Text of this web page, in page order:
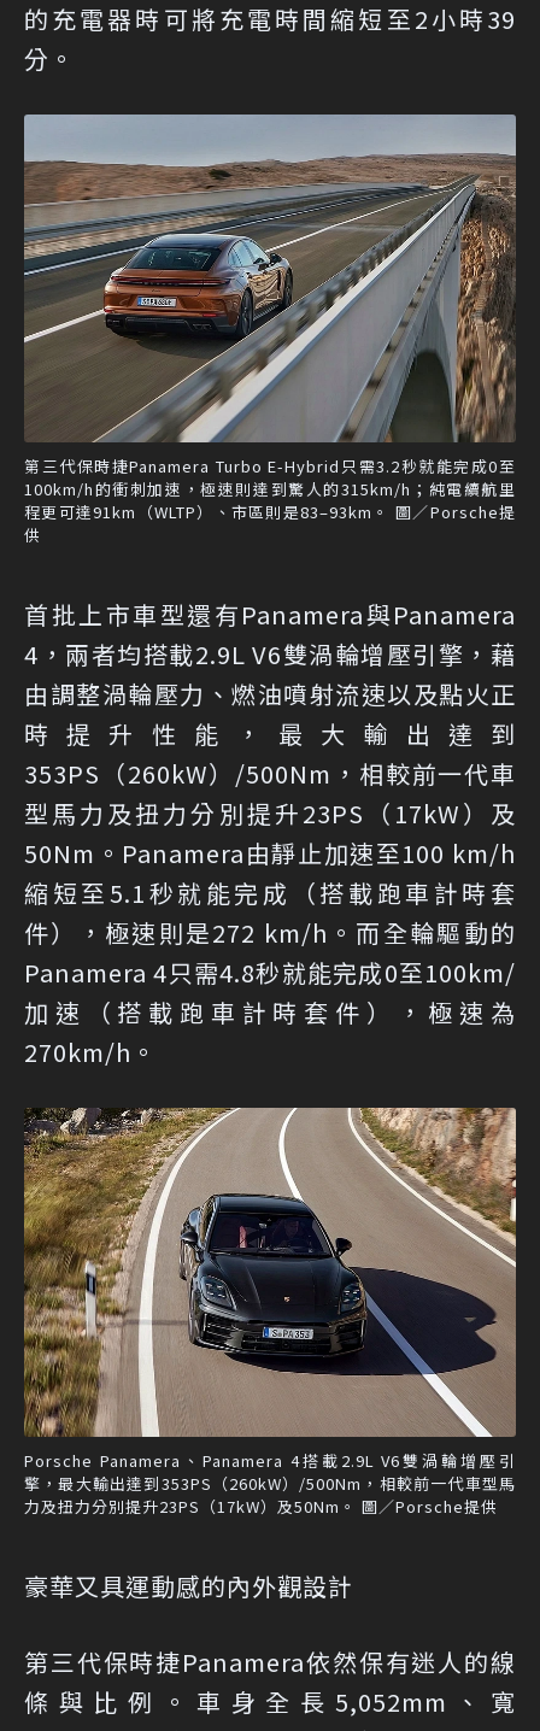
的充電器時可將充電時間縮短至2小時39
分。
第三代保時捷Panamera Turbo E-Hybrid只需3.2秒就能完成0至
100km/h的衝刺加速，極速則達到驚人的315km/h；純電續航里
程更可達91km（WLTP）、市區則是83–93km。 圖／Porsche提
供
首批上市車型還有Panamera與Panamera
4，兩者均搭載2.9L V6雙渦輪增壓引擎，藉
由調整渦輪壓力、燃油噴射流速以及點火正
時提升性能，最大輸出達到
353PS（260kW）/500Nm，相較前一代車
型馬力及扭力分別提升23PS（17kW）及
50Nm。Panamera由靜止加速至100 km/h
縮短至5.1秒就能完成（搭載跑車計時套
件），極速則是272 km/h。而全輪驅動的
Panamera 4只需4.8秒就能完成0至100km/
加速（搭載跑車計時套件），極速為
270km/h。
Porsche Panamera、Panamera 4搭載2.9L V6雙渦輪增壓引
擎，最大輸出達到353PS（260kW）/500Nm，相較前一代車型馬
力及扭力分別提升23PS（17kW）及50Nm。 圖／Porsche提供
豪華又具運動感的內外觀設計
第三代保時捷Panamera依然保有迷人的線
條與比例。車身全長5,052mm、寬